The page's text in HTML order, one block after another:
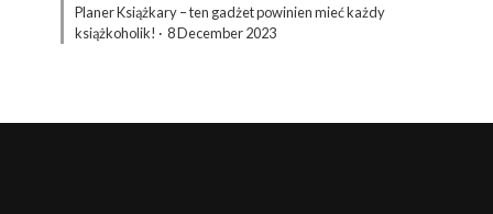
Planer Książkary – ten gadżet powinien mieć każdy
książkoholik! · 8 December 2023